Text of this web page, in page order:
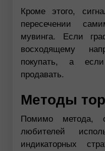
Кроме этого,
пересечении
мувинга. Если
восходящему
покупать, а
продавать.
Методы
Помимо метода,
любителей
индикаторных